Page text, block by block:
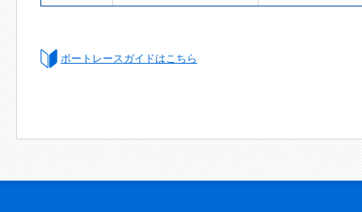
ボートレースガイドはこちら